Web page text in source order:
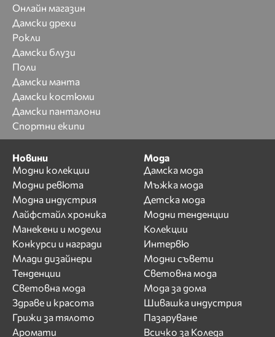
Онлайн магазин
Дамски дрехи
Рокли
Дамски блузи
Поли
Дамски манта
Дамски костюми
Дамски панталони
Спортни екипи
Новини
Модни колекции
Модни ревюта
Модна индустрия
Лайфстайл хроника
Манекени и модели
Конкурси и награди
Млади дизайнери
Тенденции
Световна мода
Здраве и красота
Грижи за тялото
Аромати
Мода
Дамска мода
Мъжка мода
Детска мода
Модни тенденции
Колекции
Интервю
Модни съвети
Световна мода
Мода за дома
Шивашка индустрия
Пазаруване
Всичко за Коледа